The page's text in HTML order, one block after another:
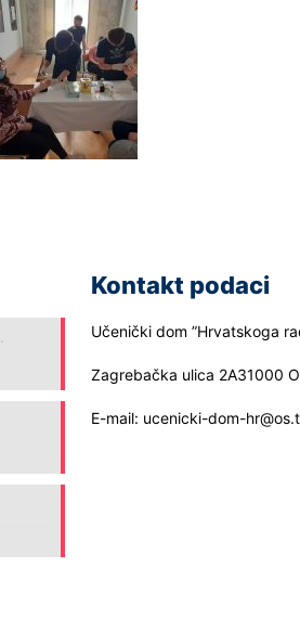
Kontakt podaci
Učenički dom ”Hrvatskoga
Zagrebačka ulica 2A31000
E-mail: ucenicki-dom-